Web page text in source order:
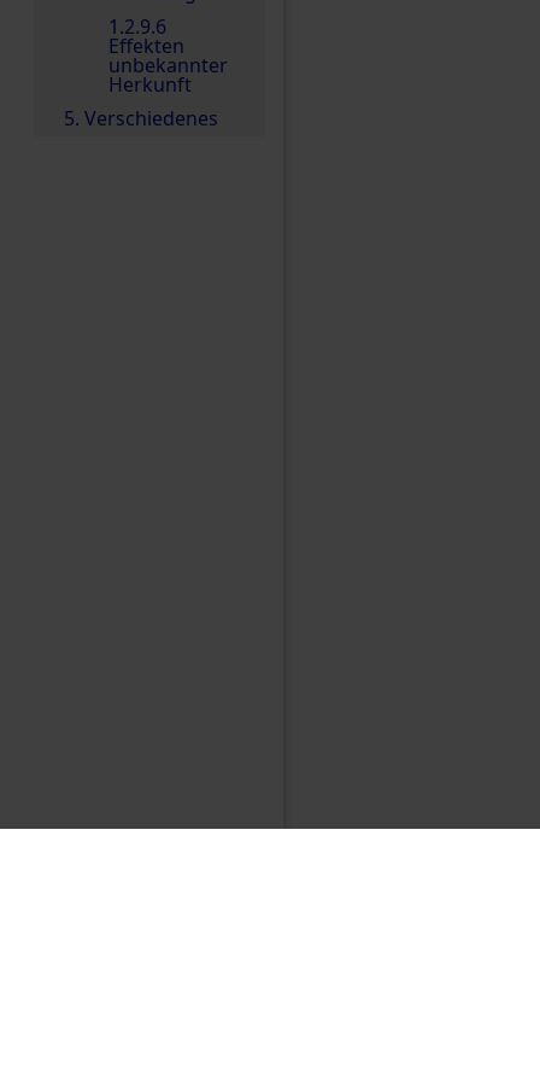
1.2.9.6
Effekten
unbekannter
Herkunft
5. Verschiedenes